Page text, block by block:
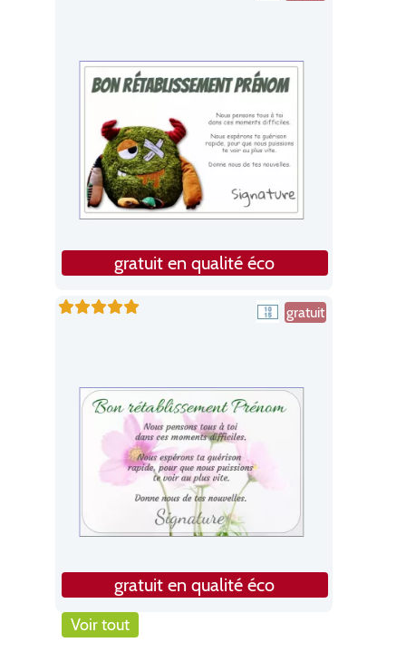
gratuit en qualité éco
gratuit
gratuit en qualité éco
Voir tout